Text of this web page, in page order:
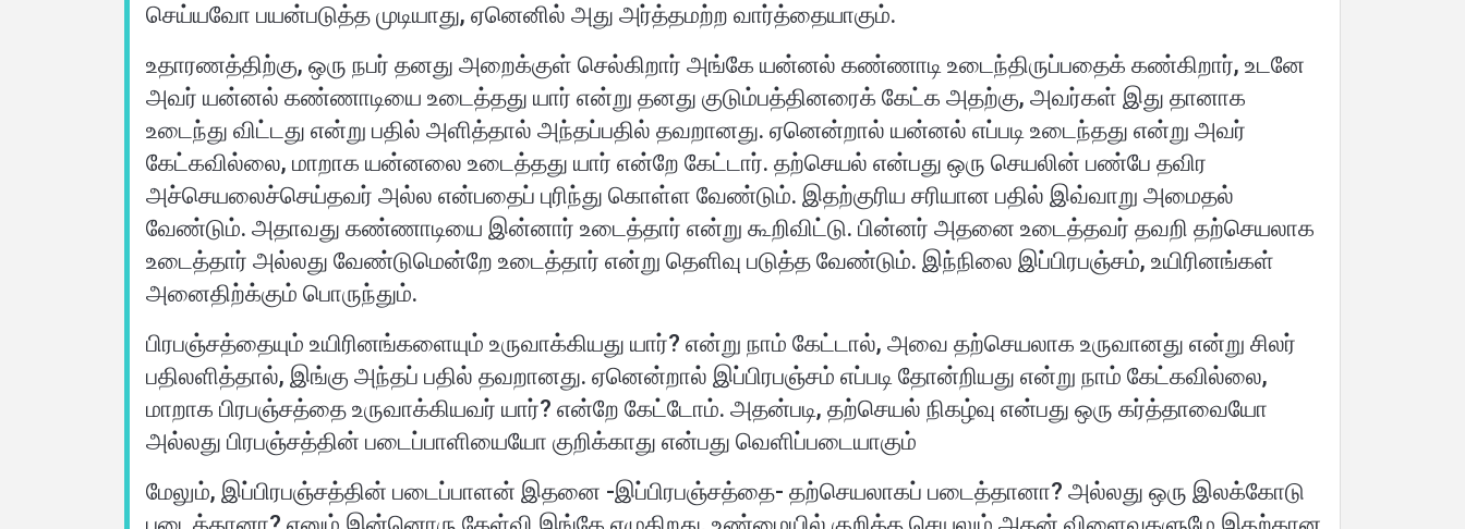
மொழிகள்
செய்யவோ பயன்படுத்த முடியாது, ஏனெனில் அது அர்த்தமற்ற வார்த்தையாகும்.
உதாரணத்திற்கு, ஒரு நபர் தனது அறைக்குள் செல்கிறார் அங்கே யன்னல் கண்ணாடி உடைந்திருப்பதைக் கண்கிறார், உடனே
அவர் யன்னல் கண்ணாடியை உடைத்தது யார் என்று தனது குடும்பத்தினரைக் கேட்க அதற்கு, அவர்கள் இது தானாக
உடைந்து விட்டது என்று பதில் அளித்தால் அந்தப்பதில் தவறானது. ஏனென்றால் யன்னல் எப்படி உடைந்தது என்று அவர்
கேட்கவில்லை, மாறாக யன்னலை உடைத்தது யார் என்றே கேட்டார். தற்செயல் என்பது ஒரு செயலின் பண்பே தவிர
அச்செயலைச்செய்தவர் அல்ல என்பதைப் புரிந்து கொள்ள வேண்டும். இதற்குரிய சரியான பதில் இவ்வாறு அமைதல்
வேண்டும். அதாவது கண்ணாடியை இன்னார் உடைத்தார் என்று கூறிவிட்டு. பின்னர் அதனை உடைத்தவர் தவறி தற்செயலாக
உடைத்தார் அல்லது வேண்டுமென்றே உடைத்தார் என்று தெளிவு படுத்த வேண்டும். இந்நிலை இப்பிரபஞ்சம், உயிரினங்கள்
அனைதிற்க்கும் பொருந்தும்.
பிரபஞ்சத்தையும் உயிரினங்களையும் உருவாக்கியது யார்? என்று நாம் கேட்டால், அவை தற்செயலாக உருவானது என்று சிலர்
பதிலளித்தால், இங்கு அந்தப் பதில் தவறானது. ஏனென்றால் இப்பிரபஞ்சம் எப்படி தோன்றியது என்று நாம் கேட்கவில்லை,
மாறாக பிரபஞ்சத்தை உருவாக்கியவர் யார்? என்றே கேட்டோம். அதன்படி, தற்செயல் நிகழ்வு என்பது ஒரு கர்த்தாவையோ
அல்லது பிரபஞ்சத்தின் படைப்பாளியையோ குறிக்காது என்பது வெளிப்படையாகும்
மேலும், இப்பிரபஞ்சத்தின் படைப்பாளன் இதனை -இப்பிரபஞ்சத்தை- தற்செயலாகப் படைத்தானா? அல்லது ஒரு இலக்கோடு